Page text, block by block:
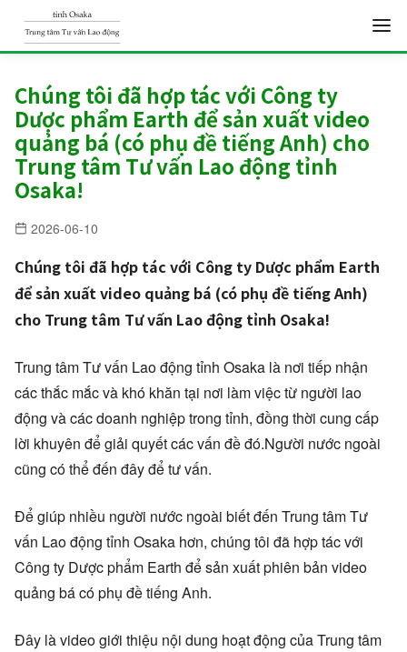
Chúng tôi đã hợp tác với Công ty
Dược phẩm Earth để sản xuất video
quảng bá (có phụ đề tiếng Anh) cho
Trung tâm Tư vấn Lao động tỉnh
Osaka!
2026-06-10
Chúng tôi đã hợp tác với Công ty Dược phẩm Earth
để sản xuất video quảng bá (có phụ đề tiếng Anh)
cho Trung tâm Tư vấn Lao động tỉnh Osaka!
Trung tâm Tư vấn Lao động tỉnh Osaka là nơi tiếp nhận
các thắc mắc và khó khăn tại nơi làm việc từ người lao
động và các doanh nghiệp trong tỉnh, đồng thời cung cấp
lời khuyên để giải quyết các vấn đề đó.Người nước ngoài
cũng có thể đến đây để tư vấn.
Để giúp nhiều người nước ngoài biết đến Trung tâm Tư
vấn Lao động tỉnh Osaka hơn, chúng tôi đã hợp tác với
Công ty Dược phẩm Earth để sản xuất phiên bản video
quảng bá có phụ đề tiếng Anh.
Đây là video giới thiệu nội dung hoạt động của Trung tâm